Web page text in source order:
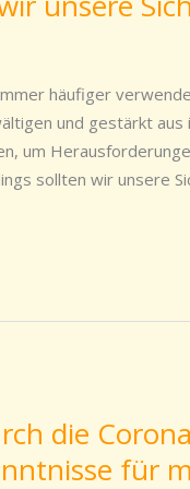
häufiger
und gestärkt aus
um
sollten wir unsere
die
für